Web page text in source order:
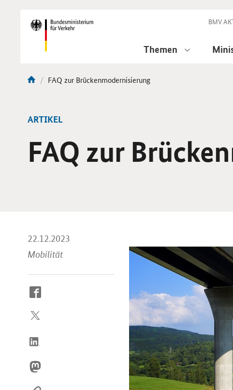
Navigation BMV
Themen
Aktuelle
FAQ zur Brücken­modernisierung
ARTIKEL
FAQ zur
22.12.2023
Mobilität
So
Sie
Internet